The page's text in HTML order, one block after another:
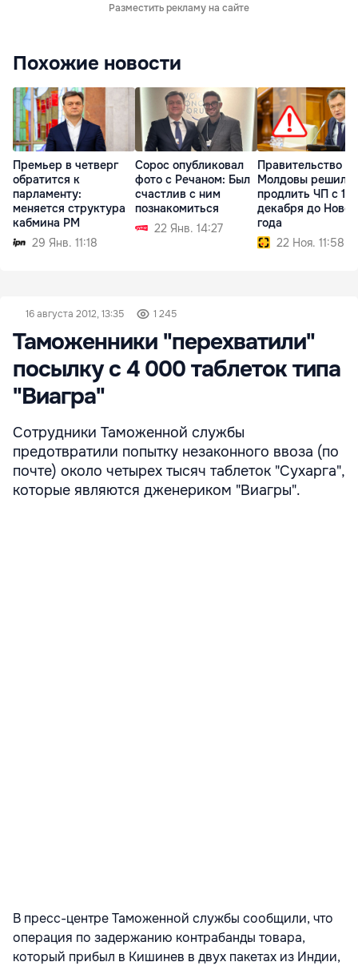
Разместить рекламу на сайте
Похожие новости
Премьер в четверг
обратится к
парламенту:
меняется структура
кабмина РМ
29 Янв. 11:18
Сорос опубликовал
фото с Речаном: Был
счастлив с ним
познакомиться
22 Янв. 14:27
Правительство
Молдовы решило
продлить ЧП с 1
декабря до
года
22 Ноя. 11:58
16 августа 2012, 13:35 1 245
Таможенники "перехватили"
посылку с 4 000 таблеток типа
"Виагра"
Сотрудники Таможенной службы
предотвратили попытку незаконного ввоза (по
почте) около четырех тысяч таблеток "Сухарга",
которые являются дженериком "Виагры".
В пресс-центре Таможенной службы сообщили, что
операция по задержанию контрабанды товара,
который прибыл в Кишинев в двух пакетах из Индии,